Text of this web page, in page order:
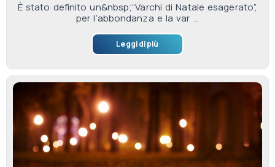
È stato definito un&nbsp;“Varchi di Natale esagerato”,
per l’abbondanza e la var ...
Leggi di più